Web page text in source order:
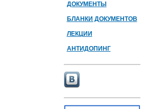
ДОКУМЕНТЫ
БЛАНКИ ДОКУМЕНТОВ
ЛЕКЦИИ
АНТИДОПИНГ